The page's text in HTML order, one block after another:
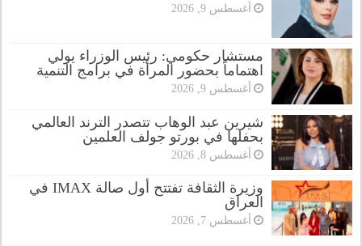
أغسطس 9, 2026
مستشار حكومي: رئيس الوزراء يولي
اهتماماً بحضور المرأة في برامج التنمية
أغسطس 9, 2026
شيرين عبد الوهاب تتصدر الترند العالمي
بحفلها في بورتو جولف العلمين
أغسطس 8, 2026
وزيرة الثقافة تفتتح أول صالة IMAX في
العراق
أغسطس 7, 2026